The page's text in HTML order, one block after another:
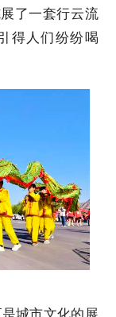
了一套行云流
得人们纷纷喝
城市文化的展